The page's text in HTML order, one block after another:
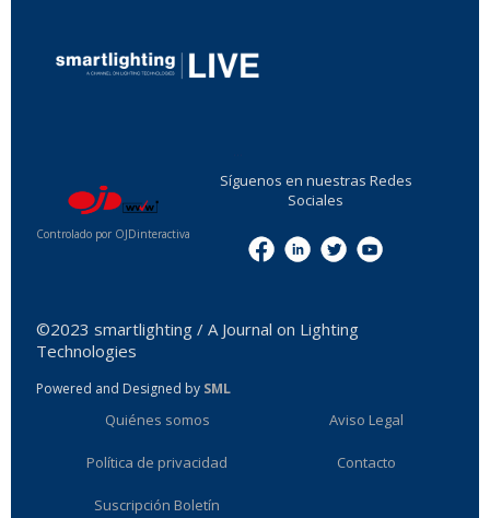
Controlado por OJDinteractiva
Síguenos en nuestras Redes
Sociales
©2023 smartlighting / A Journal on Lighting
Technologies
Powered and Designed by SML
Quiénes somos Aviso Legal
Política de privacidad Contacto
Suscripción Boletín